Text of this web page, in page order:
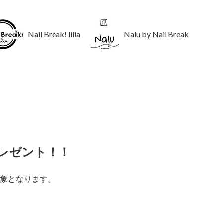
Nail Break! lilia Nalu by Nail Break
ゼント！！
となります。